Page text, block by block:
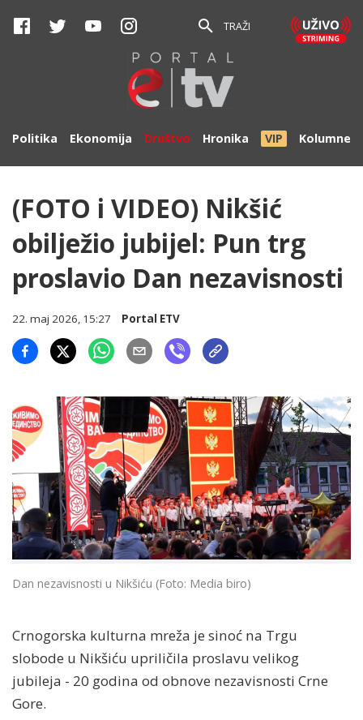
TRAŽI
Politika Ekonomija Društvo Hronika VIP Kolumne
(FOTO i VIDEO) Nikšić
obilježio jubijel: Pun trg
proslavio Dan nezavisnosti
22. maj 2026, 15:27 Portal ETV
Dan nezavisnosti u Nikšiću (Foto: Media biro)
Crnogorska kulturna mreža je sinoć na Trgu
slobode u Nikšiću upriličila proslavu velikog
jubileja - 20 godina od obnove nezavisnosti Crne
Gore.